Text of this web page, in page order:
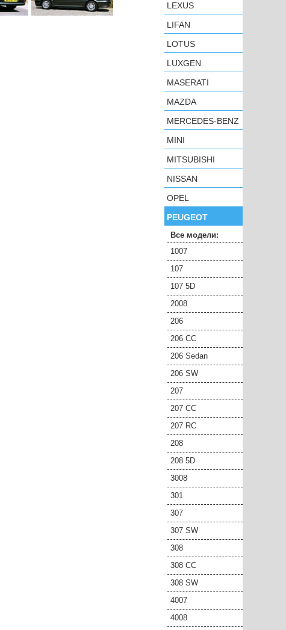
LEXUS
LIFAN
LOTUS
LUXGEN
MASERATI
MAZDA
MERCEDES-BENZ
MINI
MITSUBISHI
NISSAN
OPEL
PEUGEOT
Все модели:
1007
107
107 5D
2008
206
206 CC
206 Sedan
206 SW
207
207 CC
207 RC
208
208 5D
3008
301
307
307 SW
308
308 CC
308 SW
4007
4008